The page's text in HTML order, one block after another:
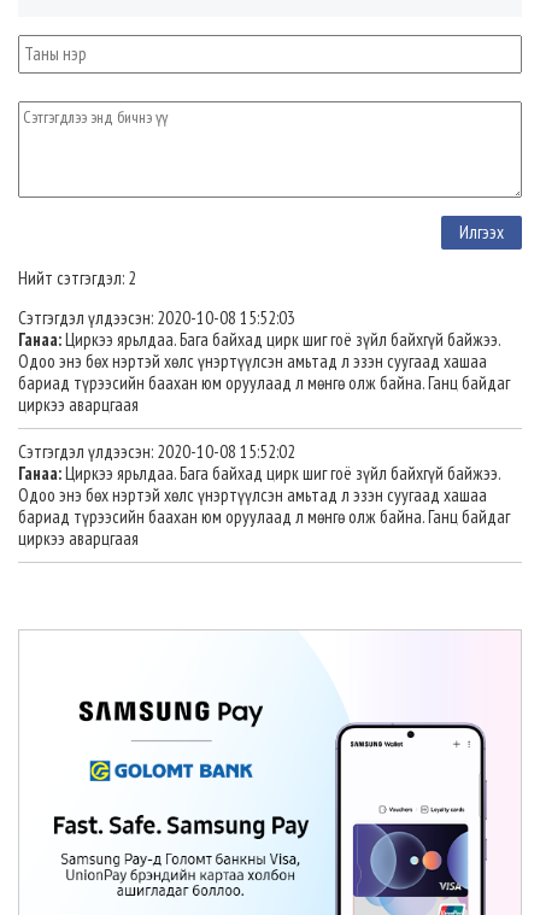
Нийт сэтгэгдэл: 2
Сэтгэгдэл үлдээсэн: 2020-10-08 15:52:03
Ганаа:Циркээ ярьлдаа. Бага байхад цирк шиг гоё зүйл байхгүй байжээ.
Одоо энэ бөх нэртэй хөлс үнэртүүлсэн амьтад л эзэн суугаад хашаа
бариад түрээсийн баахан юм оруулаад л мөнгө олж байна. Ганц байдаг
циркээ аварцгаая
Сэтгэгдэл үлдээсэн: 2020-10-08 15:52:02
Ганаа:Циркээ ярьлдаа. Бага байхад цирк шиг гоё зүйл байхгүй байжээ.
Одоо энэ бөх нэртэй хөлс үнэртүүлсэн амьтад л эзэн суугаад хашаа
бариад түрээсийн баахан юм оруулаад л мөнгө олж байна. Ганц байдаг
циркээ аварцгаая